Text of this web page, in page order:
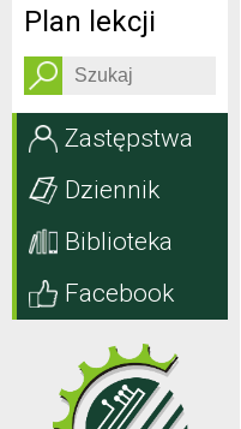
Plan lekcji
Zastępstwa
Dziennik
Biblioteka
Facebook